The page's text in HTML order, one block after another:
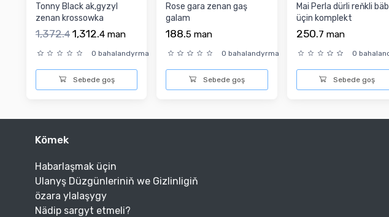
Tonny Black ak,gyzyl
zenan krossowka
1,372.4 1,312.4 man
0 bahalandyrma
Sebede goş
Rose gara zenan gaş
galam
188.5 man
0 bahalandyrma
Sebede goş
Mai Perla dürli reňkli
üçin komplekt
250.7 man
0
Sebede goş
Kömek
Habarlaşmak üçin
Ulanyş Düzgünleriniň we Gizlinligiň
özara ylalaşygy
Nädip sargyt etmeli?